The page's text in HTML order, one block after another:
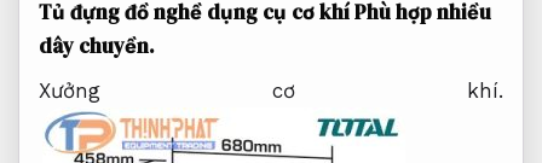
Tủ đựng đồ nghề dụng cụ cơ khíPhù hợp nhiều
dây chuyền.
Xưởng cơ khí.